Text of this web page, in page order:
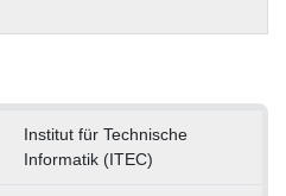
Institut für Technische
Informatik (ITEC)